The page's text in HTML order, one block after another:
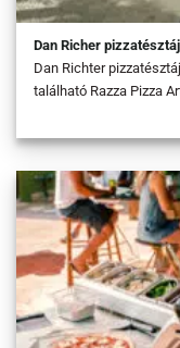
Dan Richer
Dan Richter
található Razza Pizza